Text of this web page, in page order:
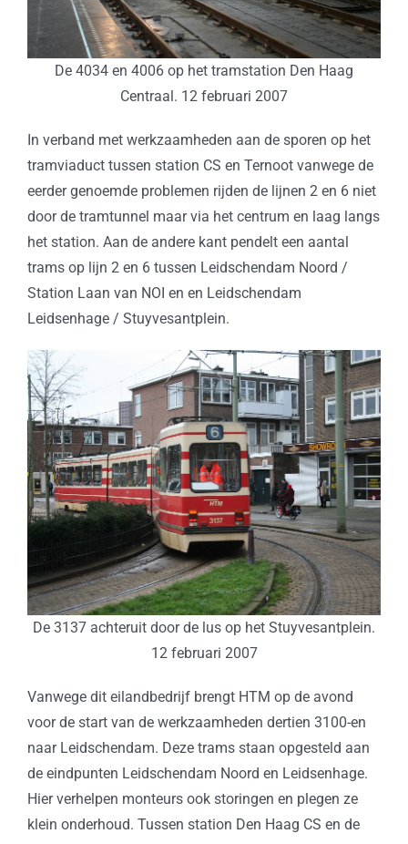
De 4034 en 4006 op het tramstation Den Haag
Centraal. 12 februari 2007
In verband met werkzaamheden aan de sporen op het
tramviaduct tussen station CS en Ternoot vanwege de
eerder genoemde problemen rijden de lijnen 2 en 6 niet
door de tramtunnel maar via het centrum en laag langs
het station. Aan de andere kant pendelt een aantal
trams op lijn 2 en 6 tussen Leidschendam Noord /
Station Laan van NOI en en Leidschendam
Leidsenhage / Stuyvesantplein.
De 3137 achteruit door de lus op het Stuyvesantplein.
12 februari 2007
Vanwege dit eilandbedrijf brengt HTM op de avond
voor de start van de werkzaamheden dertien 3100-en
naar Leidschendam. Deze trams staan opgesteld aan
de eindpunten Leidschendam Noord en Leidsenhage.
Hier verhelpen monteurs ook storingen en plegen ze
klein onderhoud. Tussen station Den Haag CS en de